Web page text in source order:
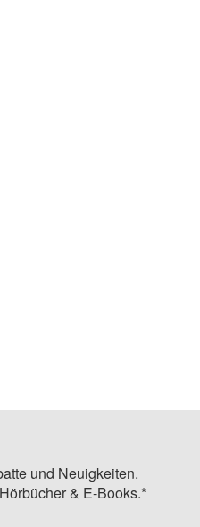
und Neuigkeiten.
& E-Books.*